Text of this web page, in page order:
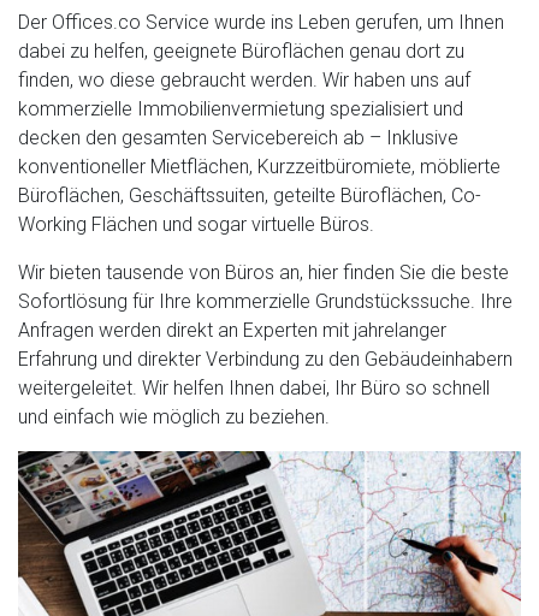
Der Offices.co Service wurde ins Leben gerufen, um Ihnen
dabei zu helfen, geeignete Büroflächen genau dort zu
finden, wo diese gebraucht werden. Wir haben uns auf
kommerzielle Immobilienvermietung spezialisiert und
decken den gesamten Servicebereich ab – Inklusive
konventioneller Mietflächen, Kurzzeitbüromiete, möblierte
Büroflächen, Geschäftssuiten, geteilte Büroflächen, Co-
Working Flächen und sogar virtuelle Büros.
Wir bieten tausende von Büros an, hier finden Sie die beste
Sofortlösung für Ihre kommerzielle Grundstückssuche. Ihre
Anfragen werden direkt an Experten mit jahrelanger
Erfahrung und direkter Verbindung zu den Gebäudeinhabern
weitergeleitet. Wir helfen Ihnen dabei, Ihr Büro so schnell
und einfach wie möglich zu beziehen.